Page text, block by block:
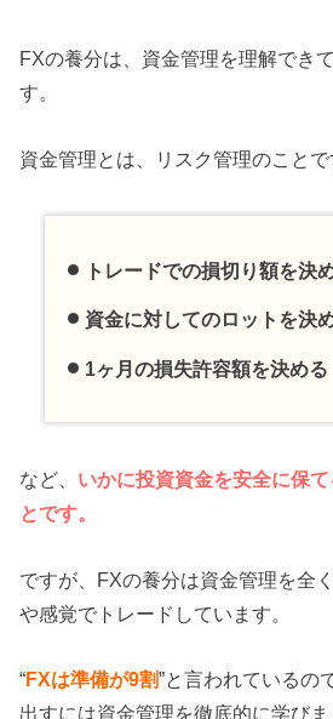
FXの養分は、資金管理を理解でき
す。
資金管理とは、リスク管理のことで
トレードでの損切り額を決
資金に対してのロットを決
1ヶ月の損失許容額を決める
など、 いかに投資資金を安全に保
とです。
ですが、FXの養分は資金管理を全
や感覚でトレードしています。
“FXは準備が9割”と言われているの
出すには資金管理を徹底的に学びま